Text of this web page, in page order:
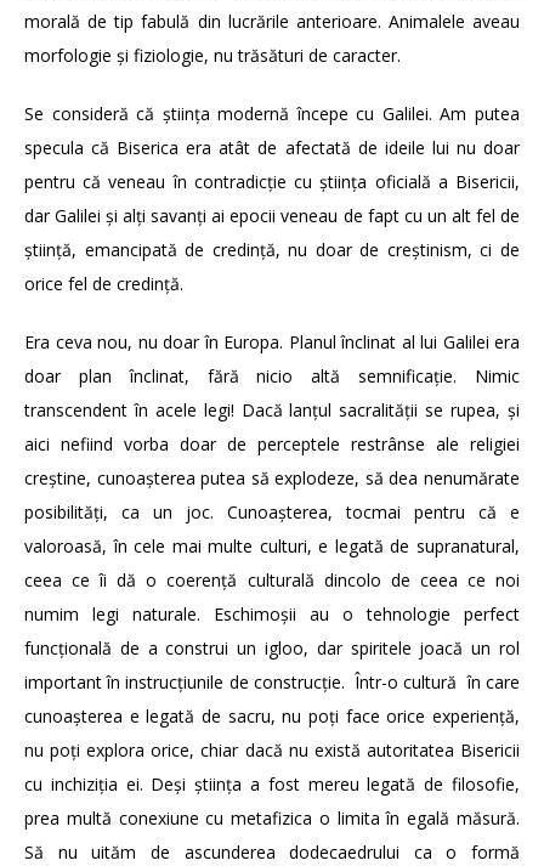
morală de tip fabulă din lucrările anterioare. Animalele aveau
morfologie și fiziologie, nu trăsături de caracter.
Se consideră că știința modernă începe cu Galilei. Am putea
specula că Biserica era atât de afectată de ideile lui nu doar
pentru că veneau în contradicție cu știința oficială a Bisericii,
dar Galilei și alți savanți ai epocii veneau de fapt cu un alt fel de
știință, emancipată de credință, nu doar de creștinism, ci de
orice fel de credință.
Era ceva nou, nu doar în Europa. Planul înclinat al lui Galilei era
doar plan înclinat, fără nicio altă semnificație. Nimic
transcendent în acele legi! Dacă lanțul sacralității se rupea, și
aici nefiind vorba doar de perceptele restrânse ale religiei
creștine, cunoașterea putea să explodeze, să dea nenumărate
posibilități, ca un joc. Cunoașterea, tocmai pentru că e
valoroasă, în cele mai multe culturi, e legată de supranatural,
ceea ce îi dă o coerență culturală dincolo de ceea ce noi
numim legi naturale. Eschimoșii au o tehnologie perfect
funcțională de a construi un igloo, dar spiritele joacă un rol
important în instrucțiunile de construcție. Într-o cultură în care
cunoașterea e legată de sacru, nu poți face orice experiență,
nu poți explora orice, chiar dacă nu există autoritatea Bisericii
cu inchiziția ei. Deși știința a fost mereu legată de filosofie,
prea multă conexiune cu metafizica o limita în egală măsură.
Să nu uităm de ascunderea dodecaedrului ca o formă